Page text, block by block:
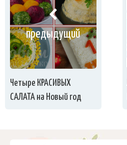
предыдущий
Четыре КРАСИВЫХ
САЛАТА на Новый год